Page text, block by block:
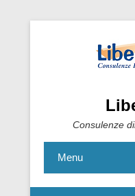
Consulenze
Menu